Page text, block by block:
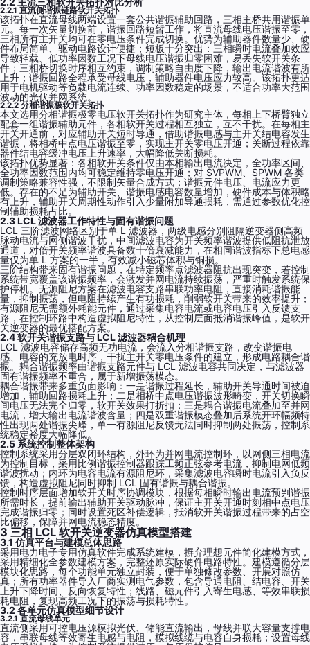
2.2.1 直流侧谐振链路软开关拓扑
该拓扑在直流母线两端设置一套公共谐振辅助回路，三相主桥共用谐振单
元。每一次矢量切换前，谐振回路短暂工作，将直流母线电压谐振至零，
三相所有主开关均可在零电压条件完成切换。优势为辅助器件数量少、硬
件布局简单、驱动电路设计便捷；短板十分突出：三相瞬时电流叠加效应
导致轻载、低功率因数工况下母线电压谐振归零困难，易丢失软开关条
件；三相桥切换时序相互约束，调制策略自由度下降，输出电流谐波有所
上升；谐振回路全程承受母线电压，辅助器件电压应力较高。该拓扑更适
用于电机驱动等负载电流连续、功率因数稳定的场景，不适合功率大范围
波动的光伏并网系统。
2.2.2 分相谐振极软开关拓扑
本文选用分相谐振极零电压软开关拓扑作为研究主体，每相上下桥臂独立
配套一组谐振辅助元件，各相软开关过程相互独立，互不干扰。在每相主
开关开通前，对应辅助开关短时导通，借助谐振电感与主开关结电容发生
谐振，将相桥中点电压谐振至零，实现主开关零电压开通；关断过程依靠
器件结电容缓冲电压上升速率，大幅降低关断损耗。
该拓扑优势显著：各相软开关条件仅由本相输出电流决定，全功率区间、
全功率因数范围内均可稳定维持零电压开通；对 SVPWM、SPWM 各类
调制策略兼容性强，不限制矢量合成方式；谐振元件电压、电流应力更
低。存在的不足为辅助开关、谐振电感电容数量增加，硬件成本与体积略
有上升，辅助开关周期性动作引入少量附加导通损耗，需通过参数优化控
制辅助损耗占比。
2.3 LCL 滤波器工作特性与固有谐振问题
LCL 三阶滤波网络区别于单 L 滤波器，两级电感分别阻隔逆变器侧高频
脉动电流与网侧谐波干扰，中间滤波电容为开关频率谐波提供低阻抗泄放
通道，对倍开关频率谐波具备数十倍衰减能力，在相同谐波指标下总电感
量仅为单 L 方案的一半，有效减小磁芯体积与铜损。
三阶结构带来固有谐振问题，在特定频率点滤波器阻抗出现突变，若控制
系统带宽覆盖该谐振频率，会激发并网电流持续振荡，严重时触发系统保
护停机。无源阻尼方案在滤波电容支路串联功率电阻，直接消耗谐振能
量，抑制振荡，但电阻持续产生有功损耗，削弱软开关带来的效率提升；
有源阻尼无需额外耗能元件，通过采集电容电流或电容电压引入反馈支
路，在控制环路中构造虚拟阻尼特性，从控制层面抵消谐振峰值，是软开
关逆变器的最优搭配方案。
2.4 软开关谐振支路与 LCL 滤波器耦合机理
LCL 滤波电容储存高频无功电流，会流入分相谐振支路，改变谐振电
感、电容的充放电时序，干扰主开关零电压条件的建立，形成电路耦合谐
振。耦合谐振频率由谐振支路元件与 LCL 滤波电容共同决定，与滤波器
固有谐振频率不重合，属于新增振荡模态。
耦合谐振带来多重负面影响：一是谐振过程延长，辅助开关导通时间被迫
增加，辅助回路损耗上升；二是相桥中点电压谐振波形畸变，开关切换瞬
间电压无法完全归零，软开关效果打折扣；三是耦合谐振电流叠加至并网
电流，增大输出电流谐波含量；四是双重谐振模态叠加后系统开环幅频特
性出现两处谐振尖峰，单一有源阻尼反馈无法同时抑制两处振荡，控制系
统稳定裕度大幅降低。
2.5 系统控制整体架构
控制系统采用分层双闭环结构，外环为并网电流控制环，以网侧三相电流
为控制目标，采用比例谐振控制器跟踪工频正弦参考电流，抑制电网低频
谐波扰动；内环为电容电流有源阻尼环，采集滤波电容瞬时电流引入负反
馈，构造虚拟阻尼同时抑制 LCL 固有谐振与耦合谐振。
控制时序层面增加软开关时序协调模块，根据每相瞬时输出电流预判谐振
所需时长，提前输出辅助开关驱动脉冲，保证主开关开通时刻相中点电压
完成谐振归零；同时设置死区补偿逻辑，抵消软开关谐振过程带来的占空
比偏移，保障并网电流稳态精度。
3 三相 LCL 软开关逆变器仿真模型搭建
3.1 仿真平台与建模总体思路
采用电力电子专用仿真软件完成系统建模，摒弃理想元件简化建模方式，
采用精细化全参数建模方案，完整还原实际硬件电路特性。建模遵循分层
模块化思路，每个功能单元独立封装，便于单独修改参数、开展对照仿
真；所有功率器件导入厂商实测电气参数，包含导通电阻、结电容、开关
上升下降时间、反向恢复特性；线路、磁元件引入寄生电感、等效串联损
耗电阻，复现高频工况下的振荡与损耗特性。
3.2 各单元仿真模型细节设计
3.2.1 直流母线单元
直流侧采用可控电压源模拟光伏、储能直流输出，母线并联大容量支撑电
容，串联母线等效寄生电感与电阻，模拟线缆与电容自身损耗；设置母线